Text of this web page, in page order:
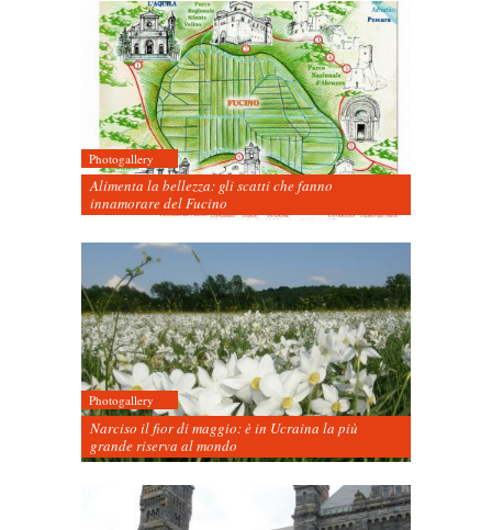
Photogallery
Alimenta la bellezza: gli scatti che fanno
innamorare del Fucino
Photogallery
Narciso il fior di maggio: è in Ucraina la più
grande riserva al mondo